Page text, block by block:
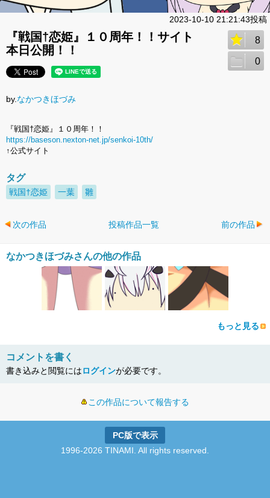
2023-10-10 21:21:43投稿
『戦国†恋姫』１０周年！！サイト
本日公開！！
8
0
by. なかつきほづみ
『戦国†恋姫』１０周年！！
https://baseson.nexton-net.jp/senkoi-10th/
↑公式サイト
タグ
戦国†恋姫 一葉 雛
次の作品 投稿作品一覧 前の作品
なかつきほづみさんの他の作品
もっと見る
コメントを書く
書き込みと閲覧にはログインが必要です。
この作品について報告する
PC版で表示
1996-2026 TINAMI. All rights reserved.